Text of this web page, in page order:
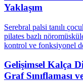
Yaklaşım
Serebral palsi tanılı
pilates bazlı
kontrol ve fonksiyonel
Gelişimsel Kalça
Graf Sınıflaması